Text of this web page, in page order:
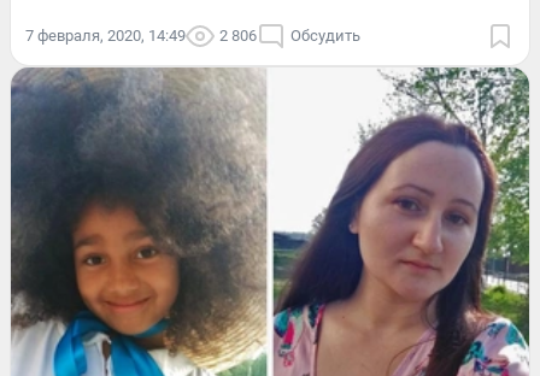
7 февраля, 2020, 14:49 2 806 Обсудить